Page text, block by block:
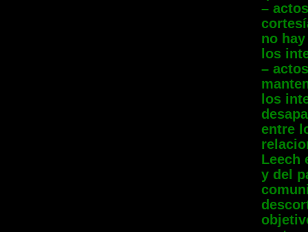
–
no
los
–
los
entre
Leech
y del